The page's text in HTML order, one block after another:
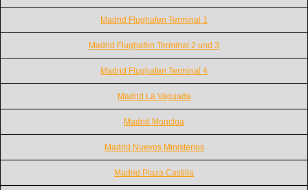
Madrid Flughafen Terminal 1
Madrid Flughafen Terminal 2 und 3
Madrid Flughafen Terminal 4
Madrid La Vaguada
Madrid Moncloa
Madrid Nuevos Ministerios
Madrid Plaza Castilla